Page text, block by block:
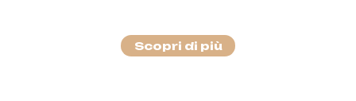
Scopri di più